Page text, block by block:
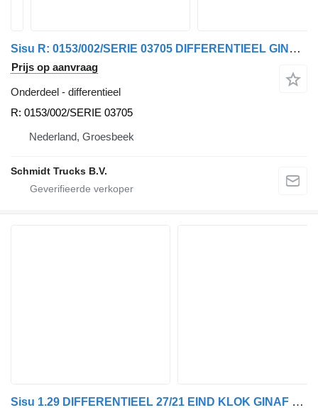
Sisu R: 0153/002/SERIE 03705 DIFFERENTIEEL GINAF MODEL 2008 // 8X8 voor vrachtwagen
Prijs op aanvraag
Onderdeel - differentieel
R: 0153/002/SERIE 03705
Nederland, Groesbeek
Schmidt Trucks B.V.
Sisu 1.29 DIFFERENTIEEL 27/21 EIND KLOK GINAF SISU voor vrachtwagen